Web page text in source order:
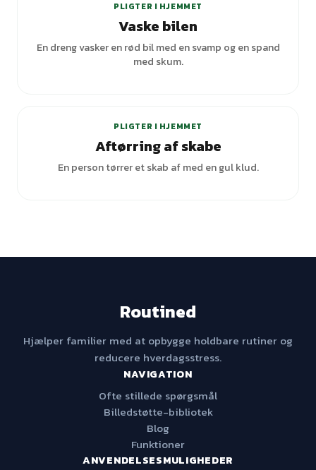
PLIGTER I HJEMMET
Vaske bilen
En dreng vasker en rød bil med en svamp og en spand
med skum.
PLIGTER I HJEMMET
Aftørring af skabe
En person tørrer et skab af med en gul klud.
Routined
Hjælper familier med at opbygge holdbare rutiner og
reducere hverdagsstress.
NAVIGATION
Ofte stillede spørgsmål
Billedstøtte-bibliotek
Blog
Funktioner
ANVENDELSESMULIGHEDER